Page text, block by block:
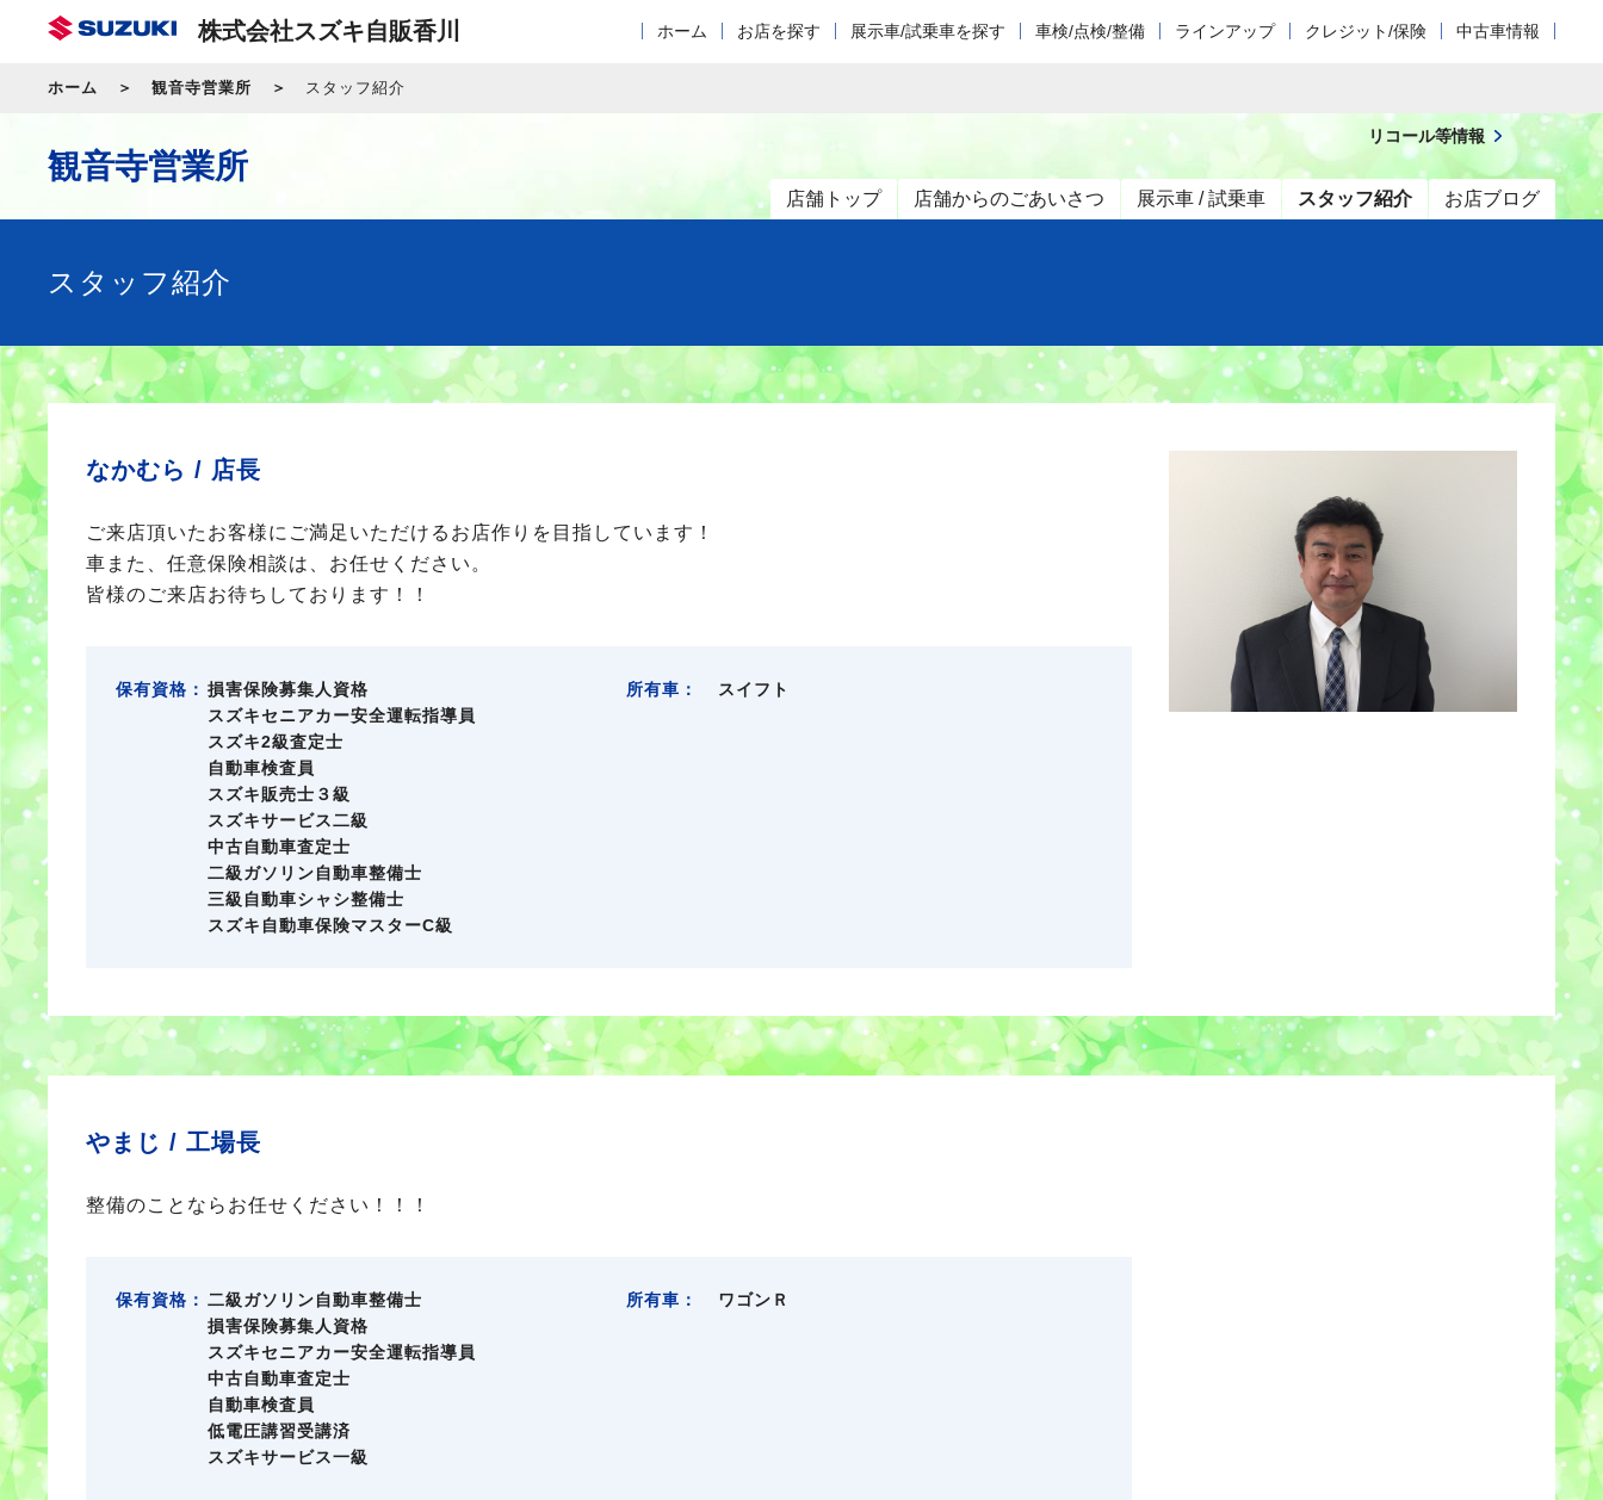
株式会社スズキ自販香川 ホーム お店を探す 展示車/試乗車を探す 車検/点検/整備 ラインアップ クレジット/保険 中古車情報
ホーム 観音寺営業所 スタッフ紹介
観音寺営業所
店舗トップ 店舗からのごあいさつ 展示車 / 試乗車 スタッフ紹介 お店ブログ
リコール等情報
スタッフ紹介
なかむら / 店長
ご来店頂いたお客様にご満足いただけるお店作りを目指しています！
車また、任意保険相談は、お任せください。
皆様のご来店お待ちしております！！
保有資格： 損害保険募集人資格
スズキセニアカー安全運転指導員
スズキ2級査定士
自動車検査員
スズキ販売士３級
スズキサービス二級
中古自動車査定士
二級ガソリン自動車整備士
三級自動車シャシ整備士
スズキ自動車保険マスターC級
所有車： スイフト
やまじ / 工場長
整備のことならお任せください！！！
保有資格： 二級ガソリン自動車整備士
損害保険募集人資格
スズキセニアカー安全運転指導員
中古自動車査定士
自動車検査員
低電圧講習受講済
スズキサービス一級
所有車： ワゴンＲ